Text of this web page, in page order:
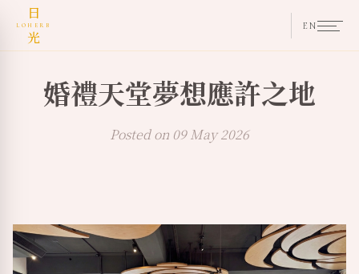
婚禮天堂夢想應許之地
Posted on 09 May 2026
日
LOHERB
光
EN